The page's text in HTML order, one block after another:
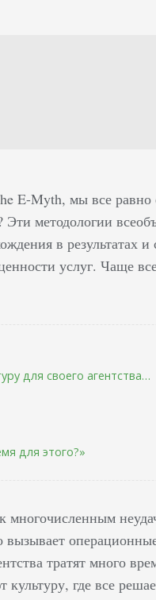
E-Myth, мы все равно
Эти методологии
в результатах
услуг. Чаще
для своего агентства…
для этого?»
вызывает
тратят много
где все